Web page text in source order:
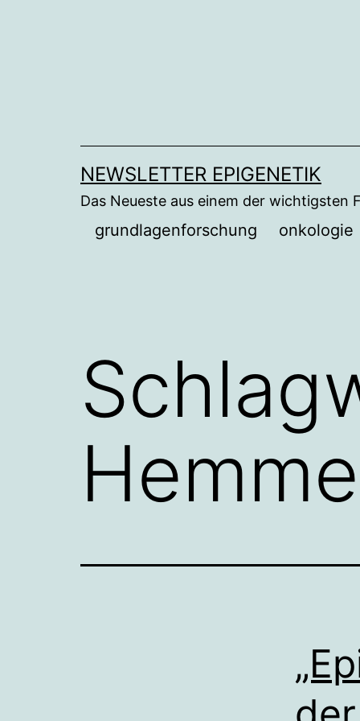
NEWSLETTER EPIGENETIK
Das Neueste aus einem der wichtigsten
grundlagenforschung onkologie